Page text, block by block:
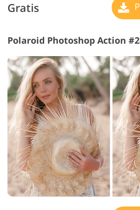
Gratis
Polaroid Photoshop Action